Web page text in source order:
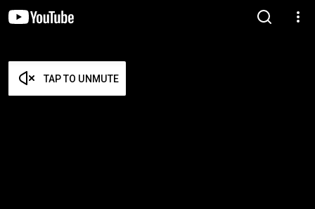
TAP TO UNMUTE